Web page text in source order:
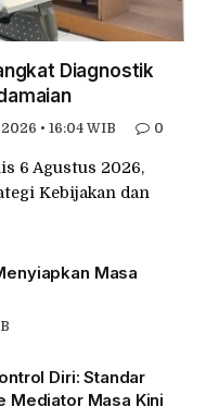
Diagnostik
• 16:04 WIB 0
6 Agustus 2026,
Kebijakan dan
Masa
Diri: Standar
Mediator Masa Kini